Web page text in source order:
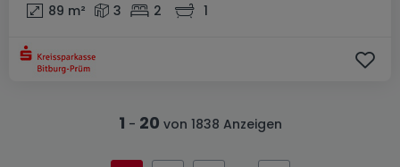
89 m² 3 2 1
1 - 20 von 1838 Anzeigen